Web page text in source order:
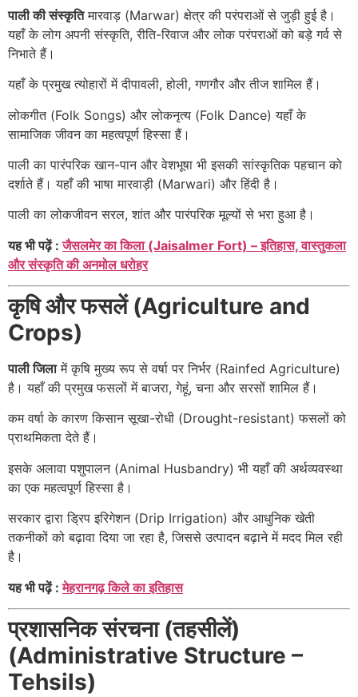
पाली की संस्कृतिमारवाड़ (Marwar) क्षेत्र की परंपराओं से जुड़ी हुई है।
यहाँ के लोग अपनी संस्कृति, रीति-रिवाज और लोक परंपराओं को बड़े गर्व से
निभाते हैं।
यहाँ के प्रमुख त्योहारों में दीपावली, होली, गणगौर और तीज शामिल हैं।
लोकगीत (Folk Songs) और लोकनृत्य (Folk Dance) यहाँ के
सामाजिक जीवन का महत्वपूर्ण हिस्सा हैं।
पाली का पारंपरिक खान-पान और वेशभूषा भी इसकी सांस्कृतिक पहचान को
दर्शाते हैं। यहाँ की भाषा मारवाड़ी (Marwari) और हिंदी है।
पाली का लोकजीवन सरल, शांत और पारंपरिक मूल्यों से भरा हुआ है।
यह भी पढ़ें :जैसलमेर का किला (Jaisalmer Fort) – इतिहास, वास्तुकला
और संस्कृति की अनमोल धरोहर
कृषि और फसलें (Agriculture and
Crops)
पाली जिलामें कृषि मुख्य रूप से वर्षा पर निर्भर (Rainfed Agriculture)
है। यहाँ की प्रमुख फसलों में बाजरा, गेहूं, चना और सरसों शामिल हैं।
कम वर्षा के कारण किसान सूखा-रोधी (Drought-resistant) फसलों को
प्राथमिकता देते हैं।
इसके अलावा पशुपालन (Animal Husbandry) भी यहाँ की अर्थव्यवस्था
का एक महत्वपूर्ण हिस्सा है।
सरकार द्वारा ड्रिप इरिगेशन (Drip Irrigation) और आधुनिक खेती
तकनीकों को बढ़ावा दिया जा रहा है, जिससे उत्पादन बढ़ाने में मदद मिल रही
है।
यह भी पढ़ें :मेहरानगढ़ किले का इतिहास
प्रशासनिक संरचना (तहसीलें)
(Administrative Structure –
Tehsils)